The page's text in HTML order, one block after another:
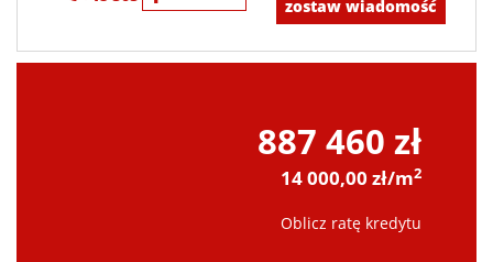
zostaw wiadomość
887 460 zł
14 000,00 zł/m2
Oblicz ratę kredytu